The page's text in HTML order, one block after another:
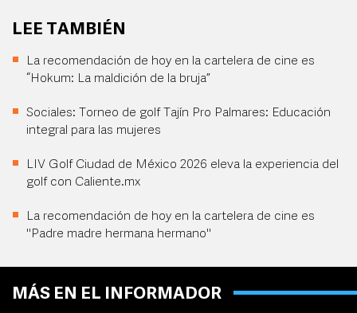
LEE TAMBIÉN
La recomendación de hoy en la cartelera de cine es
“Hokum: La maldición de la bruja”
Sociales: Torneo de golf Tajín Pro Palmares: Educación
integral para las mujeres
LIV Golf Ciudad de México 2026 eleva la experiencia del
golf con Caliente.mx
La recomendación de hoy en la cartelera de cine es
"Padre madre hermana hermano"
MÁS EN EL INFORMADOR